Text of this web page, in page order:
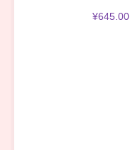
¥645.00